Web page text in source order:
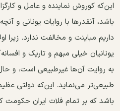
این‌که کوروش نماینده و عامل و
باشد، آنقدر‌ها با روایات یونانی و
داریم مباینت و مخالفت ندارد. زیرا
یونانیان خیلی مبهم و تاریک و
به روایت آن‌ها غیرطبیعی است، و
طبیعی‌تر می‌نماید. این‌که دولتی
باشد که بر تمام فلات ایران حکومت